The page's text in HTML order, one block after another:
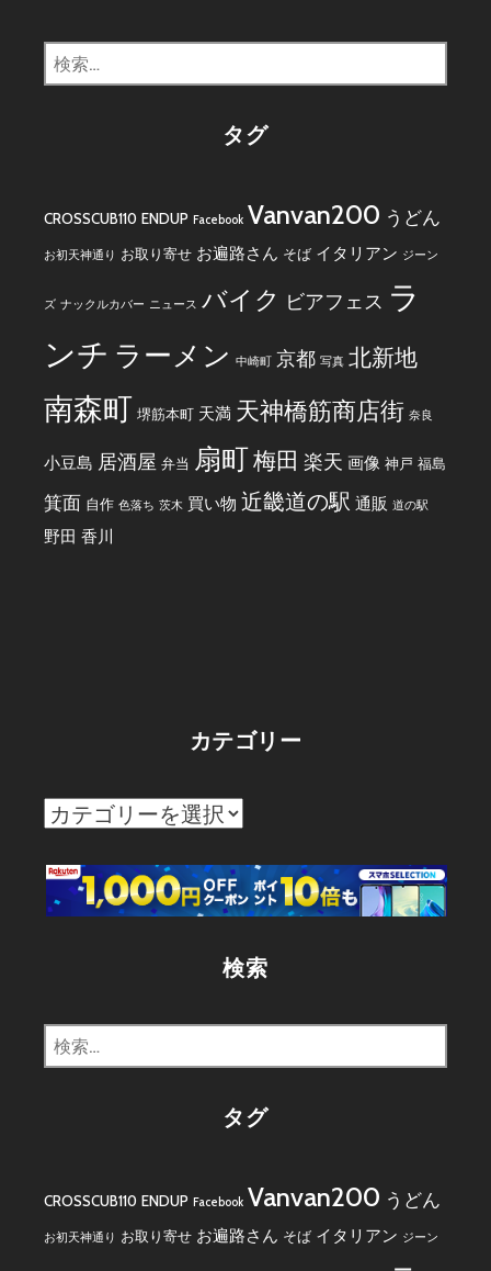
検
索:
タグ
CROSSCUB110 ENDUP Facebook Vanvan200 うどん
お初天神通り お取り寄せ お遍路さん そば イタリアン ジーン
ズ ナックルカバー ニュース バイク ビアフェス ラ
ンチ ラーメン 中崎町 京都 写真 北新地
南森町 堺筋本町 天満 天神橋筋商店街 奈良
小豆島 居酒屋 弁当 扇町梅田 楽天 画像 神戸 福島
箕面 自作 色落ち 茨木 買い物 近畿道の駅 通販 道の駅
野田 香川
カテゴリー
カ
ゴ
リ
検索
検
索:
タグ
CROSSCUB110 ENDUP Facebook Vanvan200 うどん
お初天神通り お取り寄せ お遍路さん そば イタリアン ジーン